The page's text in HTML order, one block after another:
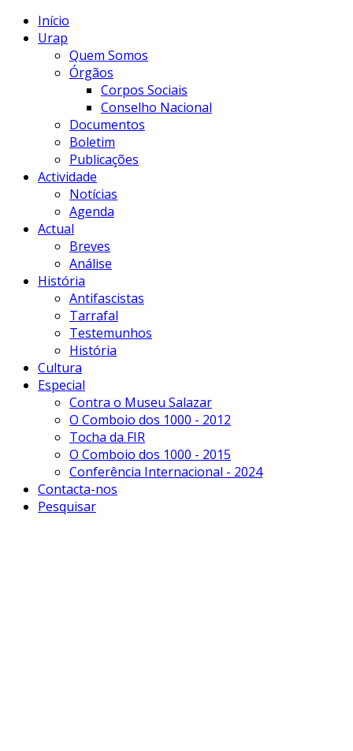
Início
Urap
Quem Somos
Órgãos
Corpos Sociais
Conselho Nacional
Documentos
Boletim
Publicações
Actividade
Notícias
Agenda
Actual
Breves
Análise
História
Antifascistas
Tarrafal
Testemunhos
História
Cultura
Especial
Contra o Museu Salazar
O Comboio dos 1000 - 2012
Tocha da FIR
O Comboio dos 1000 - 2015
Conferência Internacional - 2024
Contacta-nos
Pesquisar